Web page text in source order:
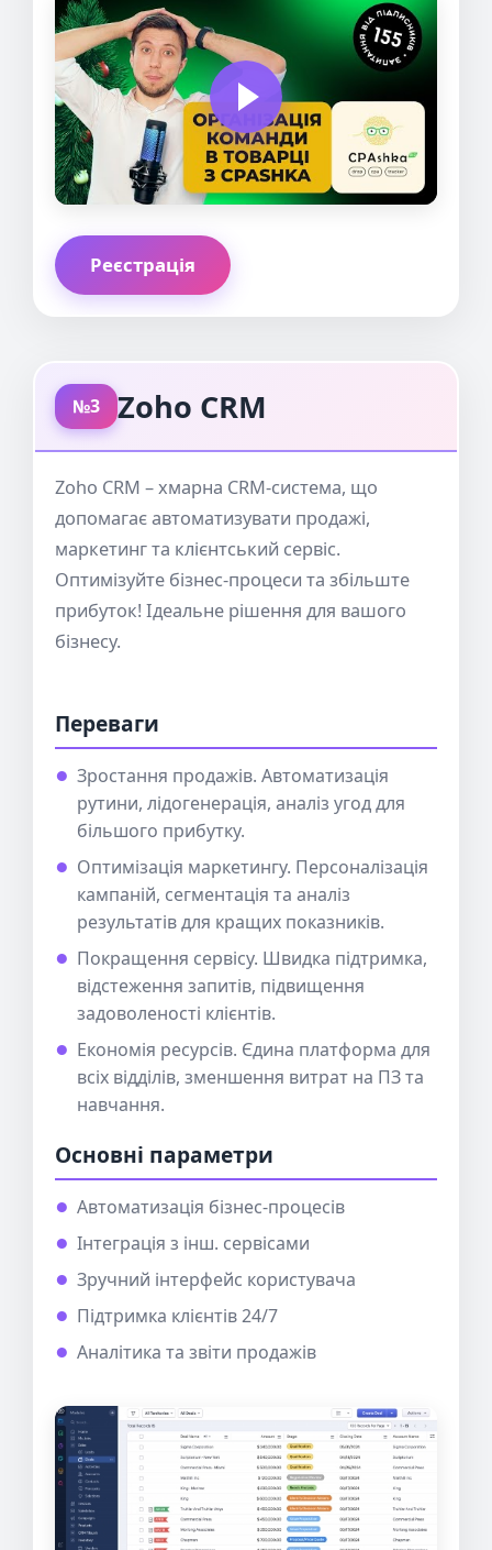
Реєстрація
№3 Zoho CRM
Zoho CRM – хмарна CRM-система, що
допомагає автоматизувати продажі,
маркетинг та клієнтський сервіс.
Оптимізуйте бізнес-процеси та збільште
прибуток! Ідеальне рішення для вашого
бізнесу.
Переваги
Зростання продажів. Автоматизація
рутини, лідогенерація, аналіз угод для
більшого прибутку.
Оптимізація маркетингу. Персоналізація
кампаній, сегментація та аналіз
результатів для кращих показників.
Покращення сервісу. Швидка підтримка,
відстеження запитів, підвищення
задоволеності клієнтів.
Економія ресурсів. Єдина платформа для
всіх відділів, зменшення витрат на ПЗ та
навчання.
Основні параметри
Автоматизація бізнес-процесів
Інтеграція з інш. сервісами
Зручний інтерфейс користувача
Підтримка клієнтів 24/7
Аналітика та звіти продажів